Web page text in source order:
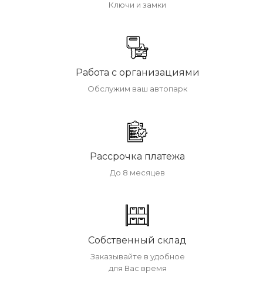
Ключи и замки
Работа с организациями
Обслужим ваш автопарк
Рассрочка платежа
До 8 месяцев
Собственный склад
Заказывайте в удобное
для Вас время